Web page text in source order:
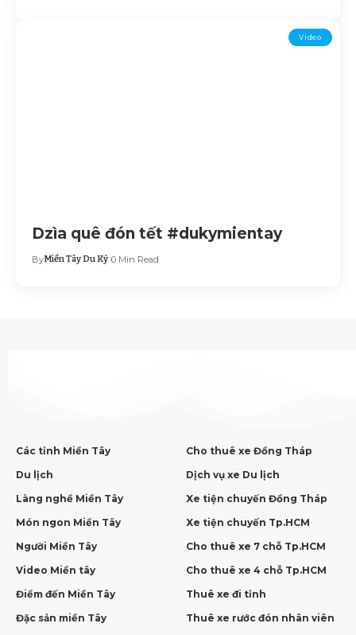
Video
Dzìa quê đón tết #dukymientay
ByMiền Tây Du Ký 0 Min Read
Các tỉnh Miền Tây
Du lịch
Làng nghề Miền Tây
Món ngon Miền Tây
Người Miền Tây
Video Miền tây
Điểm đến Miền Tây
Đặc sản miền Tây
Cho thuê xe Đồng Tháp
Dịch vụ xe Du lịch
Xe tiện chuyến Đồng Tháp
Xe tiện chuyến Tp.HCM
Cho thuê xe 7 chỗ Tp.HCM
Cho thuê xe 4 chỗ Tp.HCM
Thuê xe đi tỉnh
Thuê xe rước đón nhân viên